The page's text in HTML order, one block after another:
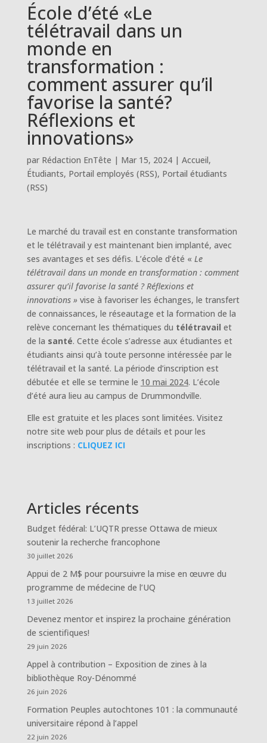
École d’été «Le
télétravail dans un
monde en
transformation :
comment assurer qu’il
favorise la santé?
Réflexions et
innovations»
par Rédaction EnTête | Mar 15, 2024| Accueil,
Étudiants, Portail employés (RSS), Portail étudiants
(RSS)
Le marché du travail est en constante transformation
et le télétravail y est maintenant bien implanté, avec
ses avantages et ses défis. L’école d’été « Le
télétravail dans un monde en transformation : comment
assurer qu’il favorise la santé ? Réflexions et
innovations » vise à favoriser les échanges, le transfert
de connaissances, le réseautage et la formation de la
relève concernant les thématiques du télétravail et
de la santé. Cette école s’adresse aux étudiantes et
étudiants ainsi qu’à toute personne intéressée par le
télétravail et la santé. La période d’inscription est
débutée et elle se termine le 10 mai 2024. L’école
d’été aura lieu au campus de Drummondville.
Elle est gratuite et les places sont limitées. Visitez
notre site web pour plus de détails et pour les
inscriptions : CLIQUEZ ICI
Articles récents
Budget fédéral: L’UQTR presse Ottawa de mieux
soutenir la recherche francophone
30 juillet 2026
Appui de 2 M$ pour poursuivre la mise en œuvre du
programme de médecine de l’UQ
13 juillet 2026
Devenez mentor et inspirez la prochaine génération
de scientifiques!
29 juin 2026
Appel à contribution – Exposition de zines à la
bibliothèque Roy-Dénommé
26 juin 2026
Formation Peuples autochtones 101 : la communauté
universitaire répond à l’appel
22 juin 2026